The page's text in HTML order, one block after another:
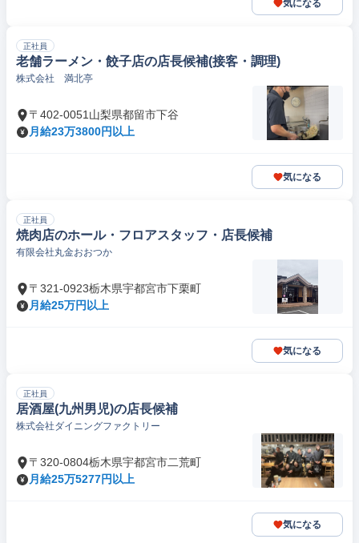
気になる
正社員
老舗ラーメン・餃子店の店長候補(接客・調理)
株式会社 満北亭
〒402-0051山梨県都留市下谷
月給23万3800円以上
気になる
正社員
焼肉店のホール・フロアスタッフ・店長候補
有限会社丸金おおつか
〒321-0923栃木県宇都宮市下栗町
月給25万円以上
気になる
正社員
居酒屋(九州男児)の店長候補
株式会社ダイニングファクトリー
〒320-0804栃木県宇都宮市二荒町
月給25万5277円以上
気になる